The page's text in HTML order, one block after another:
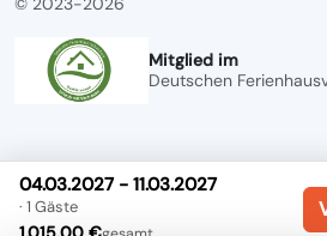
04.03.2027 - 11.03.2027
· 1 Gäste
Mitglied im
Deutschen